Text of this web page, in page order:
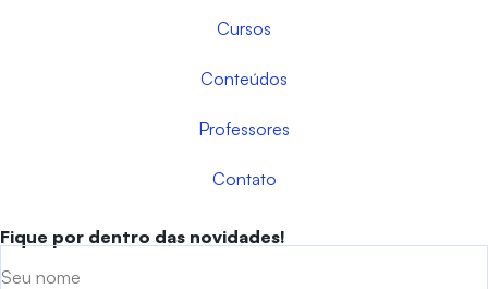
Cursos
Conteúdos
Professores
Contato
Fique por dentro das novidades!